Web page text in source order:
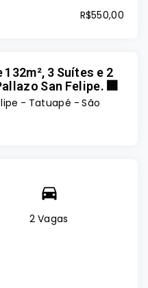
R$550,00
3 Suítes e 2
San Felipe. 🏢
- Tatuapé - São
2 Vagas